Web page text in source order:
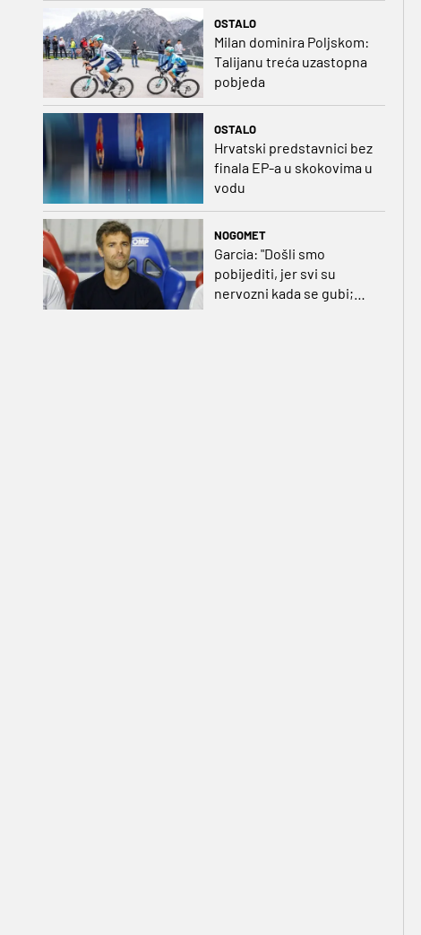
OSTALO
Milan dominira Poljskom:
Talijanu treća uzastopna
pobjeda
OSTALO
Hrvatski predstavnici bez
finala EP-a u skokovima u
vodu
NOGOMET
Garcia: "Došli smo
pobijediti, jer svi su
nervozni kada se gubi;